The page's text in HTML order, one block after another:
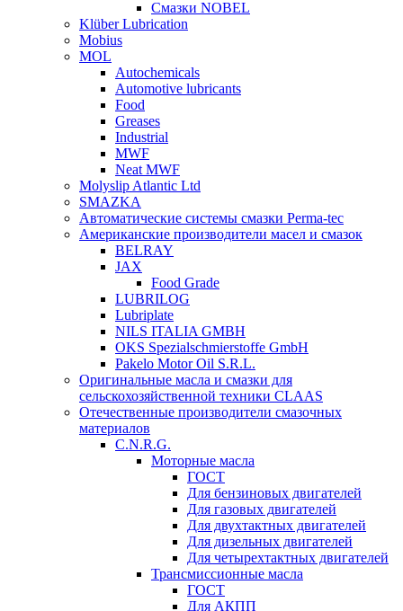
Смазки NOBEL
Klüber Lubrication
Mobius
MOL
Autochemicals
Automotive lubricants
Food
Greases
Industrial
MWF
Neat MWF
Molyslip Atlantic Ltd
SMAZKA
Автоматические системы смазки Perma-tec
Американские производители масел и смазок
BELRAY
JAX
Food Grade
LUBRILOG
Lubriplate
NILS ITALIA GMBH
OKS Spezialschmierstoffe GmbH
Pakelo Motor Oil S.R.L.
Оригинальные масла и смазки для
сельскохозяйственной техники CLAAS
Отечественные производители смазочных
материалов
C.N.R.G.
Моторные масла
ГОСТ
Для бензиновых двигателей
Для газовых двигателей
Для двухтактных двигателей
Для дизельных двигателей
Для четырехтактных двигателей
Трансмиссионные масла
ГОСТ
Для АКПП